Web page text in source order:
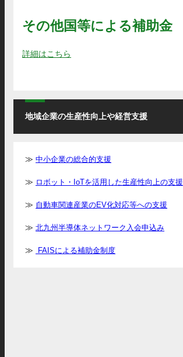
その他国等による補助金
詳細はこちら
地域企業の生産性向上や経営支援
中小企業の総合的支援
ロボット・IoTを活用した生産性向上の支援
自動車関連産業のEV化対応等への支援
北九州半導体ネットワーク入会申込み
FAISによる補助金制度